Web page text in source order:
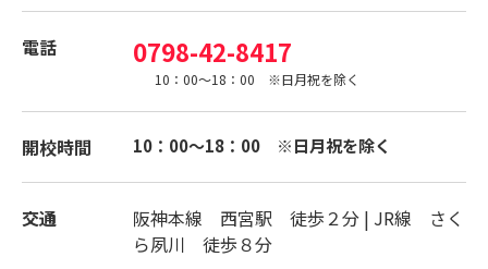
電話 0798-42-8417
10：00～18：00 ※日月祝を除く
開校時間 10：00～18：00 ※日月祝を除く
交通
阪神本線 西宮駅 徒歩２分 | JR線 さく
ら夙川 徒歩８分